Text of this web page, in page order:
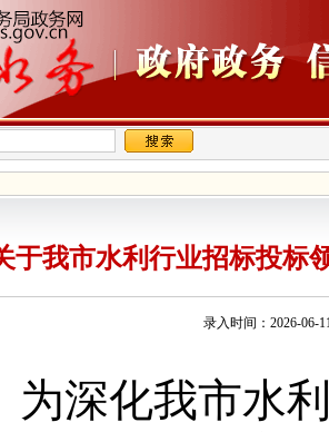
于我市水利行业招标投标
录入时间：2026-
化我市水利